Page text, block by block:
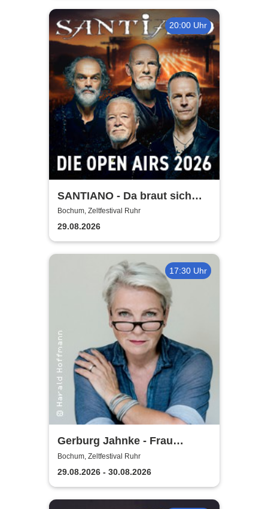
20:00 Uhr
SANTIANO - Da braut sich
was zusammen - Open Air
2026
Bochum, Zeltfestival Ruhr
29.08.2026
17:30 Uhr
Gerburg Jahnke - Frau
Jahnke hat eingeladen
Bochum, Zeltfestival Ruhr
29.08.2026 - 30.08.2026